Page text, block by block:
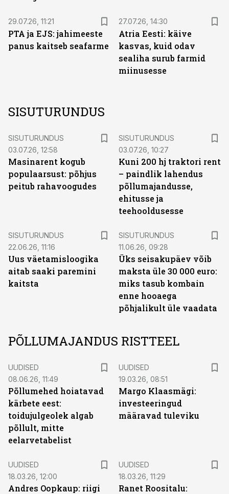
29.07.26, 11:21
PTA ja EJS: jahimeeste
panus kaitseb seafarme
27.07.26, 14:30
Atria Eesti: käive
kasvas, kuid odav
sealiha surub farmid
miinusesse
SISUTURUNDUS
SISUTURUNDUS
03.07.26, 12:58
Masinarent kogub
populaarsust: põhjus
peitub rahavoogudes
SISUTURUNDUS
03.07.26, 10:27
Kuni 200 hj traktori rent
– paindlik lahendus
põllumajandusse,
ehitusse ja
teehooldusesse
SISUTURUNDUS
22.06.26, 11:16
Uus väetamisloogika
aitab saaki paremini
kaitsta
SISUTURUNDUS
11.06.26, 09:28
Üks seisakupäev võib
maksta üle 30 000 euro:
miks tasub kombain
enne hooaega
põhjalikult üle vaadata
PÕLLUMAJANDUS RISTTEEL
UUDISED
08.06.26, 11:49
Põllumehed hoiatavad
kärbete eest:
toidujulgeolek algab
põllult, mitte
eelarvetabelist
UUDISED
19.03.26, 08:51
Margo Klaasmägi:
investeeringud
määravad tuleviku
UUDISED
18.03.26, 12:00
Andres Oopkaup: riigi
UUDISED
18.03.26, 11:29
Ranet Roositalu: